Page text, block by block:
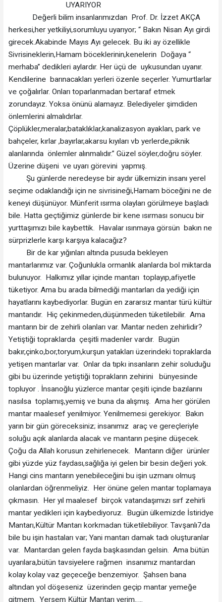
UYARIYOR
Değerli bilim insanlarımızdan Prof. Dr. İzzet AKÇA
herkesi,her yetkiliyi,sorumluyu uyarıyor; “ Bakın Nisan Ayı girdi
girecek.Akabinde Mayıs Ayı gelecek. Bu iki ay özellikle
Sivrisineklerin,Hamam böceklerinin,kenelerin Doğaya “
merhaba” dedikleri aylardır. Her üçü de uykusundan uyanır.
Kendilerine barınacakları yerleri özenle seçerler. Yumurtlarlar
ve çoğalırlar. Onları toparlanmadan bertaraf etmek
zorundayız. Yoksa önünü alamayız. Belediyeler şimdiden
önlemlerini almalıdırlar.
Çöplükler,meralar,bataklıklar,kanalizasyon ayakları, park ve
bahçeler, kırlar ,bayırlar,akarsu kıyıları vb yerlerde,piknik
alanlarında önlemler alınmalıdır.” Güzel söyler,doğru söyler.
Üzerine düşeni ve uyarı görevini yapmış.
Şu günlerde neredeyse bir aydır ülkemizin insanı yerel
seçime odaklandığı için ne sivrisineği,Hamam böceğini ne de
keneyi düşünüyor. Münferit ısırma olayları görülmeye başladı
bile. Hatta geçtiğimiz günlerde bir kene ısırması sonucu bir
yurttaşımızı bile kaybettik. Havalar ısınmaya görsün bakın ne
sürprizlerle karşı karşıya kalacağız?
Bir de kar yığınları altında pusuda bekleyen
mantarlarımız var. Çoğunlukla ormanlık alanlarda bol miktarda
bulunuyor. Halkımız yıllar içinde mantarı toplayıp,afiyetle
tüketiyor. Ama bu arada bilmediği mantarları da yediği için
hayatlarını kaybediyorlar. Bugün en zararsız mantar türü kültür
mantarıdır. Hiç çekinmeden,düşünmeden tüketilebilir. Ama
mantarın bir de zehirli olanları var. Mantar neden zehirlidir?
Yetiştiği topraklarda çeşitli madenler vardır. Bugün
bakır,çinko,bor,toryum,kurşun yatakları üzerindeki topraklarda
yetişen mantarlar var. Onlar da tıpkı insanların zehir soluduğu
gibi bu üzerinde yetiştiği toprakların zehirini bünyesinde
topluyor . İnsanoğlu yüzlerce mantar çeşiti içinde bazılarını
nasılsa toplamış,yemiş ve buna da alışmış. Ama her görülen
mantar maalesef yenilmiyor. Yenilmemesi gerekiyor. Bakın
yarın bir gün göreceksiniz; insanımız araç ve gereçleriyle
soluğu açık alanlarda alacak ve mantarın peşine düşecek.
Çoğu da Allah korusun zehirlenecek. Mantarın diğer ürünler
gibi yüzde yüz faydası,sağlığa iyi gelen bir besin değeri yok.
Hangi cins mantarın yenebileceğini bu işin uzmanı olmuş
olanlardan öğrenmeliyiz. Her önüne gelen mantar toplamaya
çıkmasın. Her yıl maalesef birçok vatandaşımızı sırf zehirli
mantar yedikleri için kaybediyoruz. Bugün ülkemizde İstiridye
Mantarı,Kültür Mantarı korkmadan tüketilebiliyor. Tavşanlı7da
bile bu işin hastaları var; Yani mantarı damak tadı oluşturanlar
var. Mantardan gelen fayda başkasından gelsin. Ama bütün
uyarılara,bütün tavsiyelere rağmen insanımız mantardan
kolay kolay vaz geçeceğe benzemiyor. Şahsen bana
altından yol döşeseniz üzerinden geçip mantar yemeğe
gitmem. Yersem Kültür Mantarı yerim…..